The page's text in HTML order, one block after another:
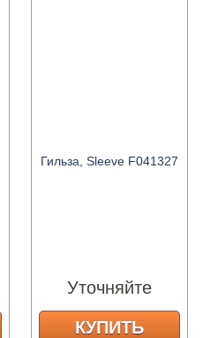
Гильза, Sleeve F041327
Уточняйте
КУПИТЬ